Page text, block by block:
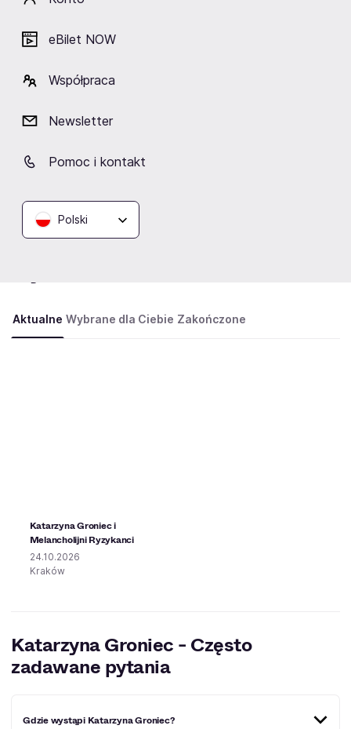
eBilet NOW
Współpraca
Newsletter
Pomoc i kontakt
Polski
w 2015 roku album pt. „Zoo z piosenkami Agnieszki
Osieckiej”. Sukces odniosła w 2018 roku - jej dziesiąty
„Muzyka poetycka roku”.
Aktualne Wybrane dla Ciebie Zakończone
Katarzyna Groniec i
Melancholijni Ryzykanci
24.10.2026
Kraków
Katarzyna Groniec - Często
zadawane pytania
Gdzie wystąpi Katarzyna Groniec?